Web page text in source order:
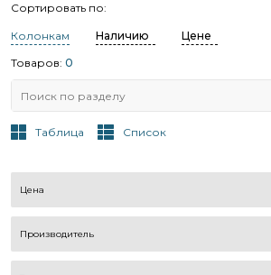
Сортировать по:
Колонкам Наличию
Цене
Товаров: 0
Таблица Список
Цена
Производитель